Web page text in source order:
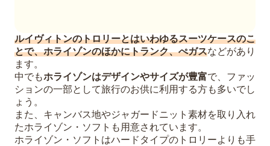
ルイヴィトンのトロリーとはいわゆるスーツケースのこ
とで、ホライゾンのほかにトランク、ぺガスなどがあり
ます。
中でもホライゾンはデザインやサイズが豊富で、ファッ
ションの一部として旅行のお供に利用する方も多いでし
ょう。
また、キャンバス地やジャガードニット素材を取り入れ
たホライゾン・ソフトも用意されています。
ホライゾン・ソフトはハードタイプのトロリーよりも手